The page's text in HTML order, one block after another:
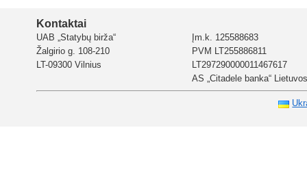
Kontaktai
UAB „Statybų birža“
Žalgirio g. 108-210
LT-09300 Vilnius
Įm.k. 125588683
PVM LT255886811
LT297290000011467617
AS „Citadele banka“